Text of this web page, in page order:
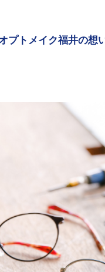
プトメイク福井の想